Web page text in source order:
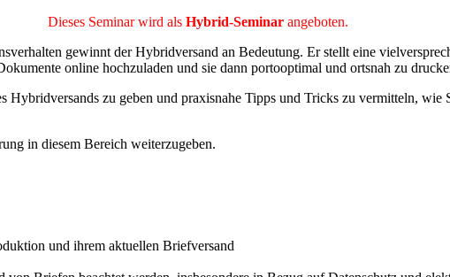
Dieses Seminar wird als Hybrid-Seminar angeboten.
gewinnt der Hybridversand an Bedeutung. Er stellt eine
online hochzuladen und sie dann portooptimal und ortsnah zu
Hybridversands zu geben und praxisnahe Tipps und Tricks zu vermitteln,
in diesem Bereich weiterzugeben.
und ihrem aktuellen Briefversand